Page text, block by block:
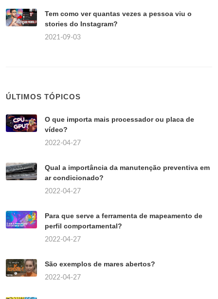
Tem como ver quantas vezes a pessoa viu o
stories do Instagram?
2021-09-03
ÚLTIMOS TÓPICOS
O que importa mais processador ou placa de
vídeo?
2022-04-27
Qual a importância da manutenção preventiva em
ar condicionado?
2022-04-27
Para que serve a ferramenta de mapeamento de
perfil comportamental?
2022-04-27
São exemplos de mares abertos?
2022-04-27